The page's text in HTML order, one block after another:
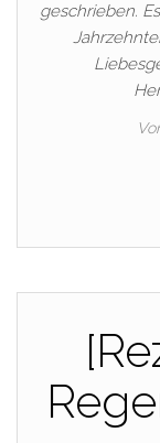
geschrieben.